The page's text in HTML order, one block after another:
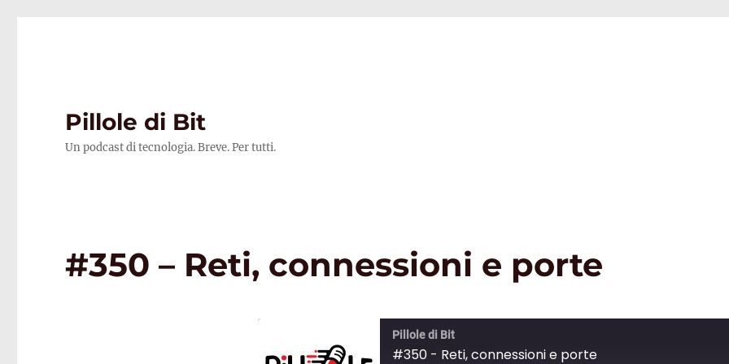
Pillole di Bit
Un podcast di tecnologia. Breve. Per tutti.
#350 – Reti, connessioni e porte
Pillole di Bit
#350 - Reti, connessioni e porte